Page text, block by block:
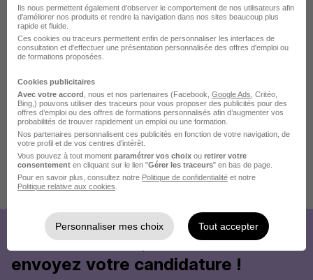
Publiée le 07/08/2026 - Réf : yugz0hm4fn
Créez votre compte Hellowork et
envoyez votre candidature !
Ils nous permettent également d’observer le comportement de nos utilisateurs afin
d'améliorer nos produits et rendre la navigation dans nos sites beaucoup plus
rapide et fluide.
Ces cookies ou traceurs permettent enfin de personnaliser les interfaces de
consultation et d'effectuer une présentation personnalisée des offres d'emploi ou
de formations proposées.
Cookies publicitaires
Avec votre accord , nous et nos partenaires (Facebook, Google Ads , Critéo,
Bing,) pouvons utiliser des traceurs pour vous proposer des publicités pour des
offres d’emploi ou des offres de formations personnalisés afin d’augmenter vos
probabilités de trouver rapidement un emploi ou une formation.
Nos partenaires personnalisent ces publicités en fonction de votre navigation, de
votre profil et de vos centres d’intérêt.
Vous pouvez à tout moment paramétrer vos choix ou retirer votre
consentement en cliquant sur le lien "Gérer les traceurs" en bas de page.
Pour en savoir plus, consultez notre Politique de confidentialité et notre
Politique relative aux cookies
Personnaliser mes choix Tout accepter